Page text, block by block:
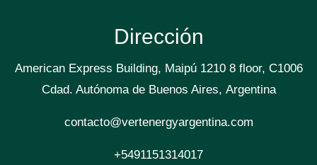
Dirección
American Express Building, Maipú 1210 8 floor, C1006
Cdad. Autónoma de Buenos Aires, Argentina
contacto@vertenergyargentina.com
+5491151314017